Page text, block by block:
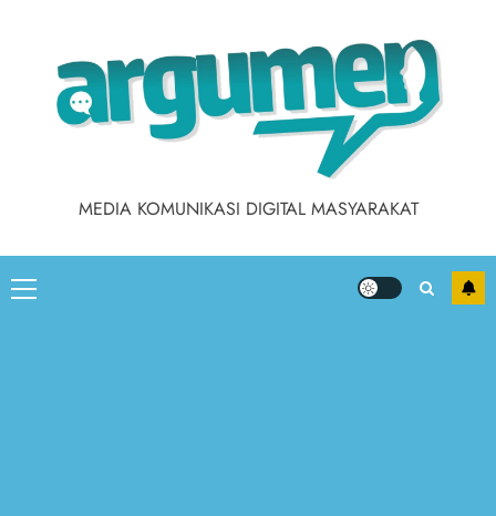
MEDIA KOMUNIKASI DIGITAL MASYARAKAT